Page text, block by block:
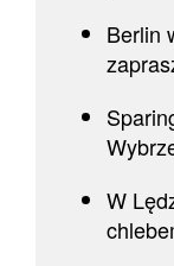
Berlin
W